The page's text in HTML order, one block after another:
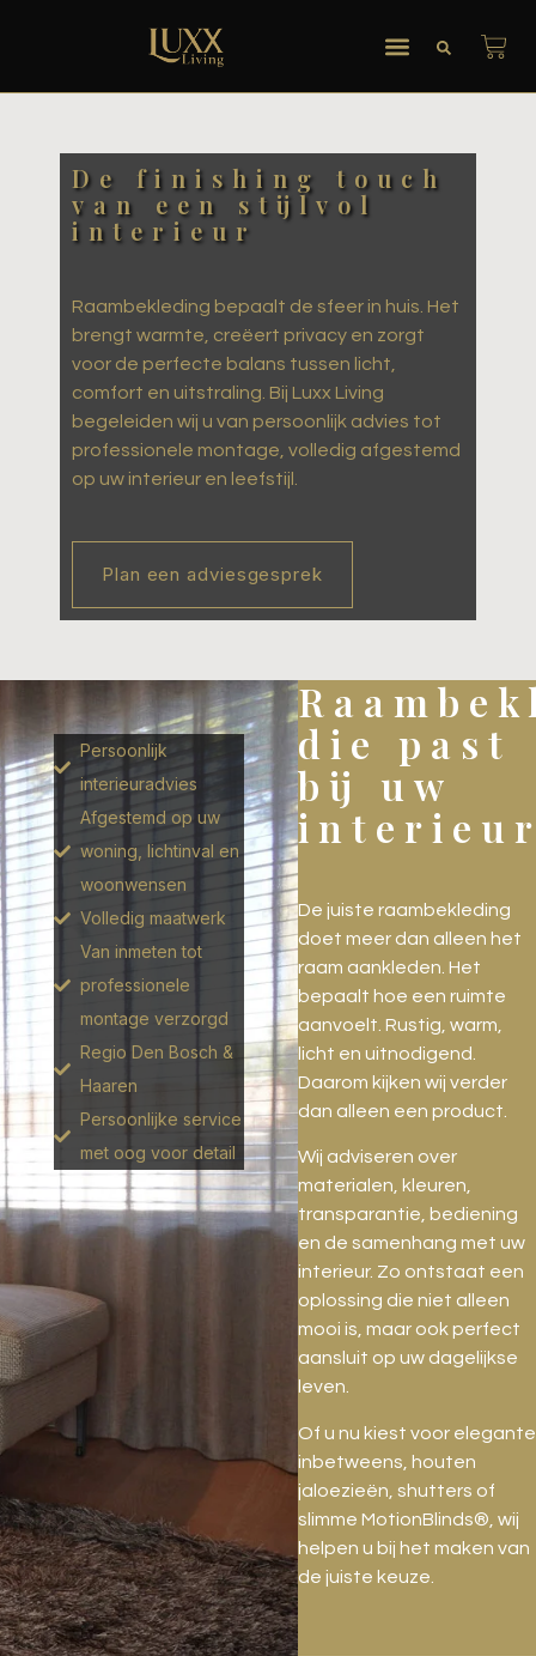
De finishing touch
van een stijlvol
interieur
Raambekleding bepaalt de sfeer in huis. Het
brengt warmte, creëert privacy en zorgt
voor de perfecte balans tussen licht,
comfort en uitstraling. Bij Luxx Living
begeleiden wij u van persoonlijk advies tot
professionele montage, volledig afgestemd
op uw interieur en leefstijl.
Plan een adviesgesprek
die past
bij uw
De juiste raambekleding
doet meer dan alleen het
raam aankleden. Het
bepaalt hoe een ruimte
aanvoelt. Rustig, warm,
licht en uitnodigend.
Daarom kijken wij verder
dan alleen een product.
Wij adviseren over
materialen, kleuren,
transparantie, bediening
en de samenhang met uw
interieur. Zo ontstaat een
oplossing die niet alleen
mooi is, maar ook perfect
aansluit op uw dagelijkse
leven.
Of u nu kiest voor elegante
inbetweens, houten
jaloezieën, shutters of
slimme MotionBlinds®, wij
helpen u bij het maken van
de juiste keuze.
Persoonlijk
interieuradvies
Afgestemd op uw
woning, lichtinval en
woonwensen
Volledig maatwerk
Van inmeten tot
professionele
montage verzorgd
Regio Den Bosch &
Haaren
Persoonlijke service
met oog voor detail